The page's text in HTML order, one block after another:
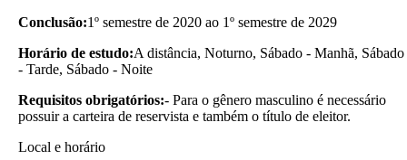
Conclusão:1º semestre de 2020 ao 1º semestre de 2029
Horário de estudo:A distância, Noturno, Sábado - Manhã, Sábado
- Tarde, Sábado - Noite
Requisitos obrigatórios:- Para o gênero masculino é necessário
possuir a carteira de reservista e também o título de eleitor.
Local e horário